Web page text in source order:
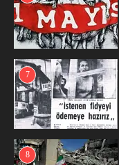
7
8